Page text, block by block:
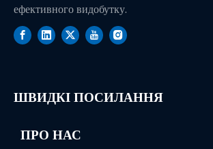
ефективного видобутку.
ШВИДКІ ПОСИЛАННЯ
ПРО НАС